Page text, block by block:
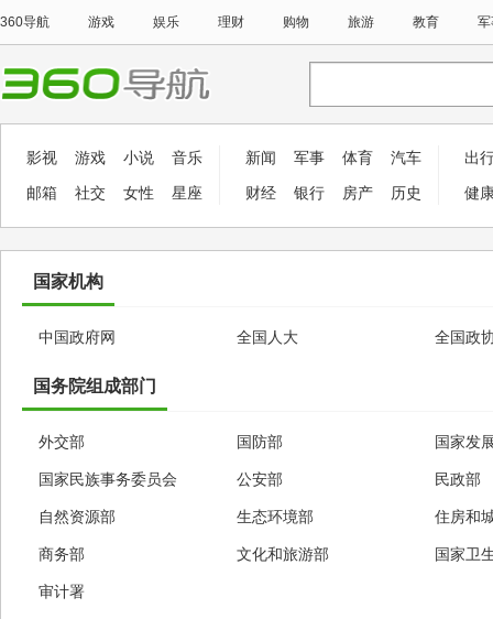
360导航 游戏 娱乐 理财 购物 旅游 教育
影视 游戏 小说
音乐
邮箱
社交 女性 星座
新闻 军事 体育
汽车
财经
银行 房产 历史
出
健
国家机构
中国政府网 全国人大 全国政
国务院组成部门
外交部 国防部 国家发
国家民族事务委员会 公安部 民政部
自然资源部 生态环境部 住房和
商务部 文化和旅游部 国家卫
审计署